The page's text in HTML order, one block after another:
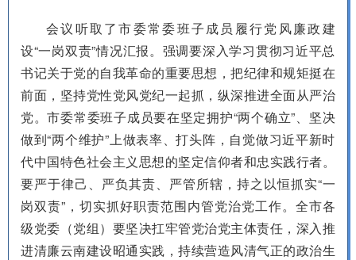
会议听取了市委常委班子成员履行党风廉政建
设“一岗双责”情况汇报。强调要深入学习贯彻习近平总
书记关于党的自我革命的重要思想，把纪律和规矩挺在
前面，坚持党性党风党纪一起抓，纵深推进全面从严治
党。市委常委班子成员要在坚定拥护“两个确立”、坚决
做到“两个维护”上做表率、打头阵，自觉做习近平新时
代中国特色社会主义思想的坚定信仰者和忠实践行者。
要严于律己、严负其责、严管所辖，持之以恒抓实“一
岗双责”，切实抓好职责范围内管党治党工作。全市各
级党委（党组）要坚决扛牢管党治党主体责任，深入推
进清廉云南建设昭通实践，持续营造风清气正的政治生